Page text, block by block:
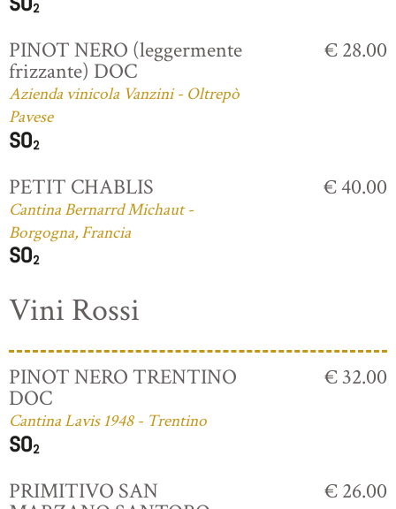
PINOT NERO (leggermente
frizzante) DOC
Azienda vinicola Vanzini - Oltrepò
Pavese
€ 28.00
PETIT CHABLIS
Cantina Bernarrd Michaut -
Borgogna, Francia
€ 40.00
Vini Rossi
PINOT NERO TRENTINO
DOC
Cantina Lavis 1948 - Trentino
€ 32.00
PRIMITIVO SAN € 26.00